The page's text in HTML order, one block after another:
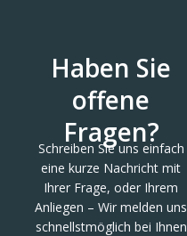
Haben Sie
offene
Fragen?
Schreiben Sie uns einfach
eine kurze Nachricht mit
Ihrer Frage, oder Ihrem
Anliegen – Wir melden uns
schnellstmöglich bei Ihnen